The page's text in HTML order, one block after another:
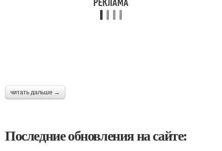
читать дальше →
Последние обновления на сайте: